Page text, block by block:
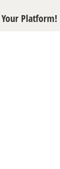
Your Platform!